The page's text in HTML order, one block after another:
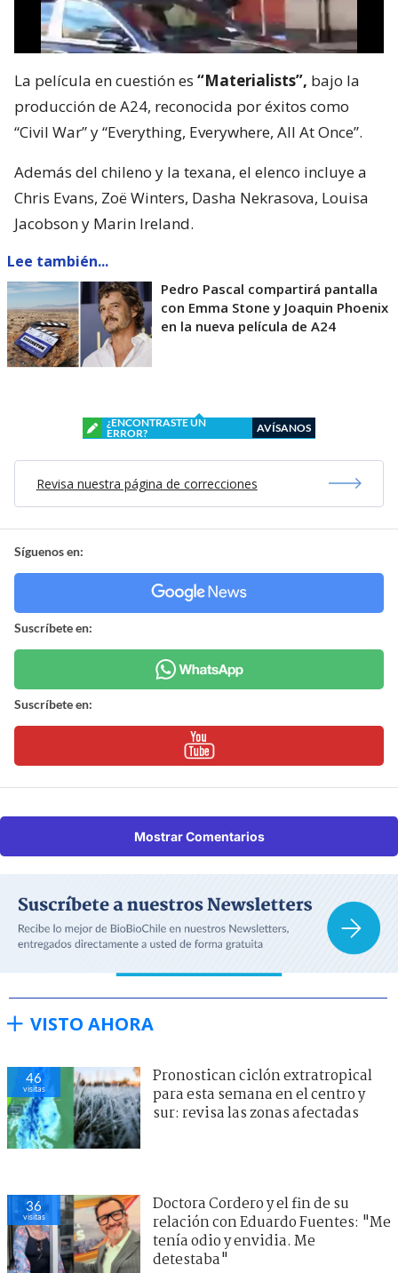
La película en cuestión es “Materialists”, bajo la
producción de A24, reconocida por éxitos como
“Civil War” y “Everything, Everywhere, All At Once”.
Además del chileno y la texana, el elenco incluye a
Chris Evans, Zoë Winters, Dasha Nekrasova, Louisa
Jacobson y Marin Ireland.
Lee también...
Pedro Pascal compartirá pantalla
con Emma Stone y Joaquin Phoenix
en la nueva película de A24
¿ENCONTRASTE UN
ERROR?
AVÍSANOS
Revisa nuestra página de correcciones
Síguenos en:
Suscríbete en:
Suscríbete en:
Mostrar Comentarios
VISTO AHORA
46
visitas
Pronostican ciclón extratropical
para esta semana en el centro y
sur: revisa las zonas afectadas
36
visitas
Doctora Cordero y el fin de su
relación con Eduardo Fuentes: "Me
tenía odio y envidia. Me
detestaba"